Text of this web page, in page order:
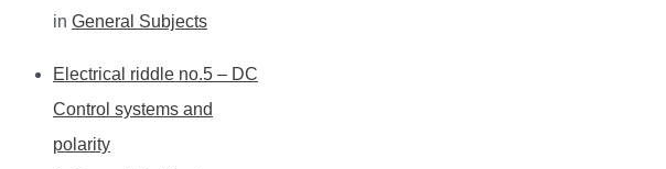
in General Subjects
Electrical riddle no.5 – DC
Control systems and
polarity